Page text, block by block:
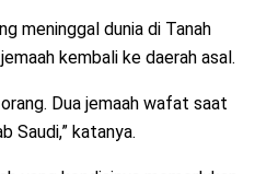
meninggal dunia di Tanah
kembali ke daerah asal.
Dua jemaah wafat saat
Saudi,” katanya.